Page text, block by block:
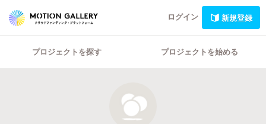
ログイン 新規登録
プロジェクトを探す プロジェクトを始める